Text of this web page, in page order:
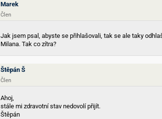
Marek
Člen
Jak jsem psal, abyste se přihlašovali, tak se ale taky
Milana. Tak co zítra?
Štěpán Š
Člen
Ahoj,
stále mi zdravotní stav nedovolí přijít.
Štěpán